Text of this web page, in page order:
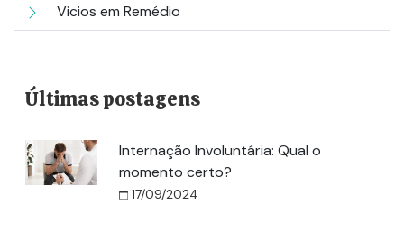
Vicios em Remédio
Últimas postagens
Internação Involuntária: Qual o
momento certo?
17/09/2024